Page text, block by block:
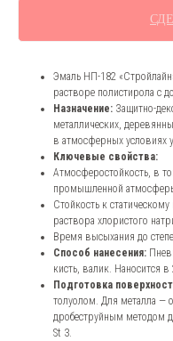
Эмаль НП-182
растворе полистирола с
Назначение: Защитно-
металлических,
в атмосферных условиях
Ключевые свойства:
Атмосферостойкость, в
промышленной
Стойкость к
раствора хлористого
Время высыхания до
Способ нанесения:
кисть, валик. Наносится
Подготовка
толуолом. Для металла —
дробеструйным методом
St 3.